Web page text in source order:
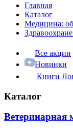
Главная
Каталог
Медицина:
Все акции
Новинки
Книги
Каталог
Ветеринарная